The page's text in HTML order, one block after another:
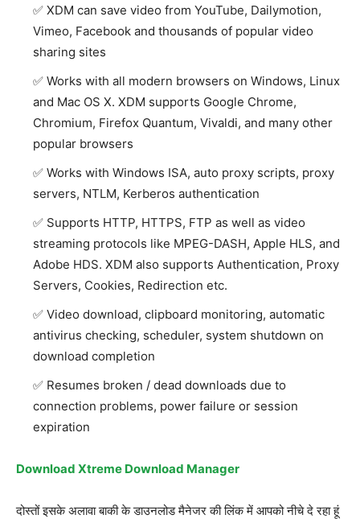
XDM can save video from YouTube, Dailymotion,
Vimeo, Facebook and thousands of popular video
sharing sites
Works with all modern browsers on Windows, Linux
and Mac OS X. XDM supports Google Chrome,
Chromium, Firefox Quantum, Vivaldi, and many other
popular browsers
Works with Windows ISA, auto proxy scripts, proxy
servers, NTLM, Kerberos authentication
Supports HTTP, HTTPS, FTP as well as video
streaming protocols like MPEG-DASH, Apple HLS, and
Adobe HDS. XDM also supports Authentication, Proxy
Servers, Cookies, Redirection etc.
Video download, clipboard monitoring, automatic
antivirus checking, scheduler, system shutdown on
download completion
Resumes broken / dead downloads due to
connection problems, power failure or session
expiration
Download Xtreme Download Manager
दोस्तों इसके अलावा बाकी के डाउनलोड मैनेजर की लिंक में आपको नीचे दे रहा हूं